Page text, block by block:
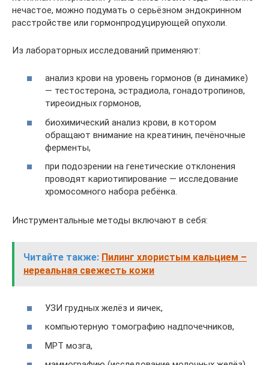
нечастое, можно подумать о серьёзном эндокринном
расстройстве или гормонпродуцирующей опухоли.
Из лабораторных исследований применяют:
анализ крови на уровень гормонов (в динамике)
— тестостерона, эстрадиола, гонадотропинов,
тиреоидных гормонов,
биохимический анализ крови, в котором
обращают внимание на креатинин, печёночные
ферменты,
при подозрении на генетические отклонения
проводят кариотипирование — исследование
хромосомного набора ребёнка.
Инструментальные методы включают в себя:
Читайте также: Пилинг хлористым кальцием –
нереальная свежесть кожи
УЗИ грудных желёз и яичек,
компьютерную томографию надпочечников,
МРТ мозга,